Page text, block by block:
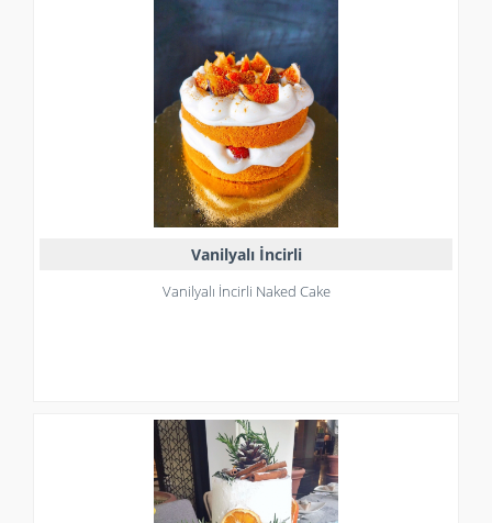
Vanilyalı İncirli
Vanilyalı İncirli Naked Cake